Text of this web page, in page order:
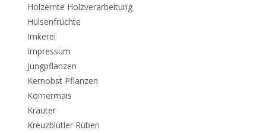
Holzernte Holzverarbeitung
Hülsenfrüchte
Imkerei
Impressum
Jungpflanzen
Kernobst Pflanzen
Körnermais
Kräuter
Kreuzblütler Rüben